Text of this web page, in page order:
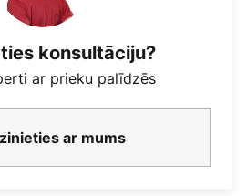
konsultāciju?
ar prieku palīdzēs
ar mums